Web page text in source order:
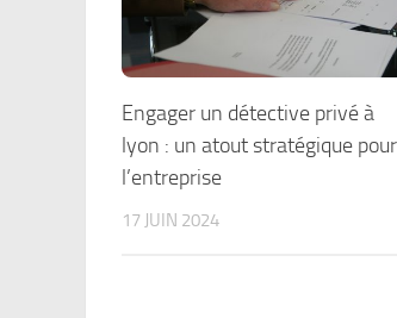
Engager un détective privé à
lyon : un atout stratégique pour
l’entreprise
17 JUIN 2024